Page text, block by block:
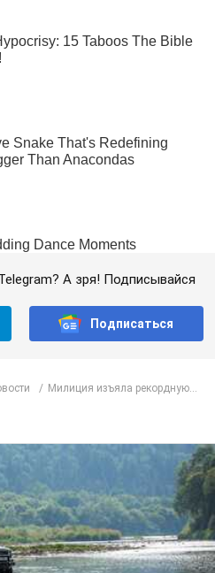
А зря! Подписывайся
Подписаться
Милиция изъяла рекордную...